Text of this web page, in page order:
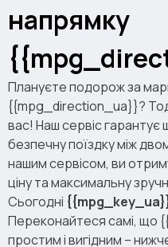
напрямку
Плануєте подорож за
{{mpg_direction_ua}}?
вас! Наш сервіс
безпечну поїздку між
нашим сервісом, ви
ціну та максимальну
Сьогодні
Переконайтеся самі, що
простим і вигідним –